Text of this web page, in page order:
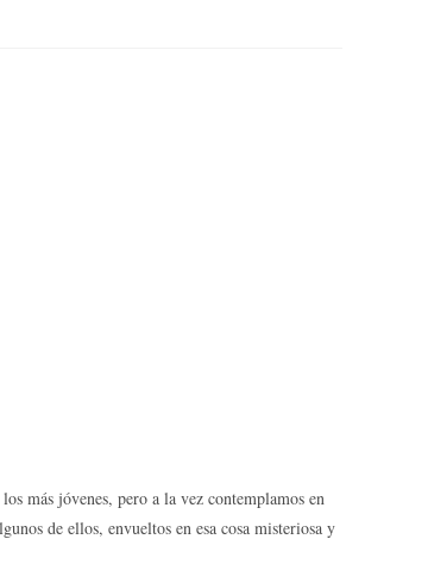
más jóvenes, pero a la vez contemplamos en
de ellos, envueltos en esa cosa misteriosa y